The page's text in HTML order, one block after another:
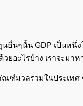
อื่นๆนั้น GDP เป็นหนึ่
วยอะไรบ้าง เราจะม
ณฑ์มวลรวมในประเท